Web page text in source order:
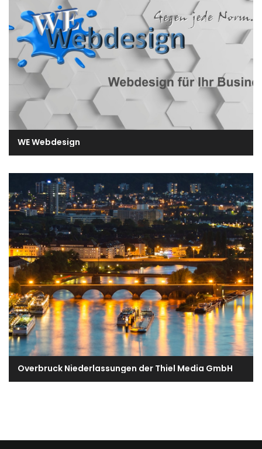
WE Webdesign
Overbruck Niederlassungen der Thiel Media GmbH